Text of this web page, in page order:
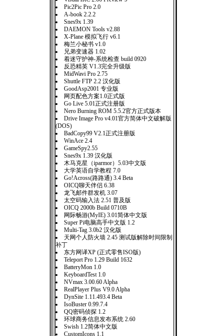
Pic2Pic Pro 2.0
A-book 2.2.2
Snes9x 1.39
DAEMON Tools v2.88
X-Plane 模拟飞行 v6.1
梅兰小秘书 v1.0
兄弟变速器 1.02
着迷守护神-系统检查 build 0920
反恐精英 V1.3完全升级版
MidWavi Pro 2.75
Shuttle FTP 2.2 汉化版
GoodAsp2001 专业版
网页配色方案1.0正式版
Go Live 5.01正式注册版
Nero Burning ROM 5.5.2官方正式版本
Drive Image Pro v4.01官方简体中文破解版
(DOS)
BadCopy99 V2.1正式注册版
WinAce 2.4
GameSpy2.55
Snes9x 1.39 汉化版
木马克星（iparmor）5.03中文版
大学英语自学教程 7.0
Go!Across(路路通) 3.4 Beta
OICQ聊天伴侣 6.38
龙飞邮件群发机 3.07
太空码输入法 2.51 普及版
OICQ 2000b Build 0710B
网际畅游(MyIE) 3.01简体中文版
Super Pi电脑高手中文版 1.2
Multi-Tag 3.0b2 汉化版
天网个人防火墙 2.45 测试版解除时间限制
补丁
东方网译XP (正式零售ISO版)
Teleport Pro 1.29 Build 1632
BatteryMon 1.0
KeyboardTest 1.0
NVmax 3.00.60 Alpha
RealPlayer Plus V9.0 Alpha
DynSite 1.11.493.4 Beta
IsoBuster 0.99.7.4
QQ密码侦探 1.2
环球商务信息发布系统 2.60
Swish 1.2简体中文版
CustomIcons 1.1